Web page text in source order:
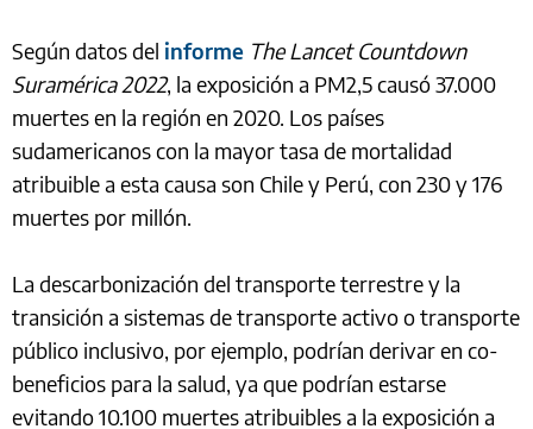
Según datos del informe The Lancet Countdown
Suramérica 2022, la exposición a PM2,5 causó 37.000
muertes en la región en 2020. Los países
sudamericanos con la mayor tasa de mortalidad
atribuible a esta causa son Chile y Perú, con 230 y 176
muertes por millón.
La descarbonización del transporte terrestre y la
transición a sistemas de transporte activo o transporte
público inclusivo, por ejemplo, podrían derivar en co-
beneficios para la salud, ya que podrían estarse
evitando 10.100 muertes atribuibles a la exposición a